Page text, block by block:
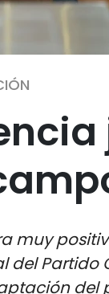
muy
del Partido
del